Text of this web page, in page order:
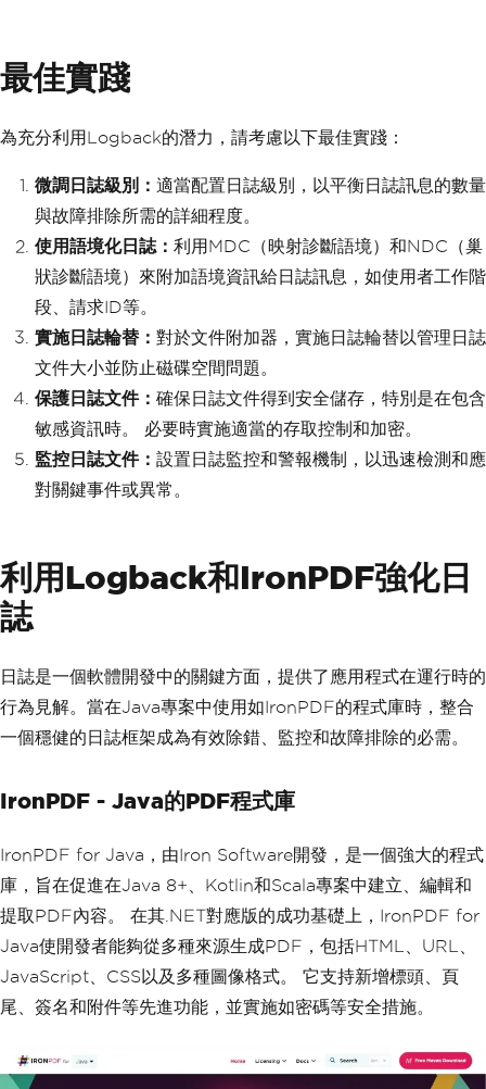
最佳實踐
為充分利用Logback的潛力，請考慮以下最佳實踐：
微調日誌級別： 適當配置日誌級別，以平衡日誌訊息的數量
與故障排除所需的詳細程度。
使用語境化日誌： 利用MDC（映射診斷語境）和NDC（巢
狀診斷語境）來附加語境資訊給日誌訊息，如使用者工作階
段、請求ID等。
實施日誌輪替： 對於文件附加器，實施日誌輪替以管理日誌
文件大小並防止磁碟空間問題。
保護日誌文件： 確保日誌文件得到安全儲存，特別是在包含
敏感資訊時。 必要時實施適當的存取控制和加密。
監控日誌文件： 設置日誌監控和警報機制，以迅速檢測和應
對關鍵事件或異常。
利用Logback和IronPDF強化日
誌
日誌是一個軟體開發中的關鍵方面，提供了應用程式在運行時的
行為見解。當在Java專案中使用如IronPDF的程式庫時，整合
一個穩健的日誌框架成為有效除錯、監控和故障排除的必需。
IronPDF - Java的PDF程式庫
IronPDF for Java，由Iron Software開發，是一個強大的程式
庫，旨在促進在Java 8+、Kotlin和Scala專案中建立、編輯和
提取PDF內容。 在其.NET對應版的成功基礎上，IronPDF for
Java使開發者能夠從多種來源生成PDF，包括HTML、URL、
JavaScript、CSS以及多種圖像格式。 它支持新增標頭、頁
尾、簽名和附件等先進功能，並實施如密碼等安全措施。